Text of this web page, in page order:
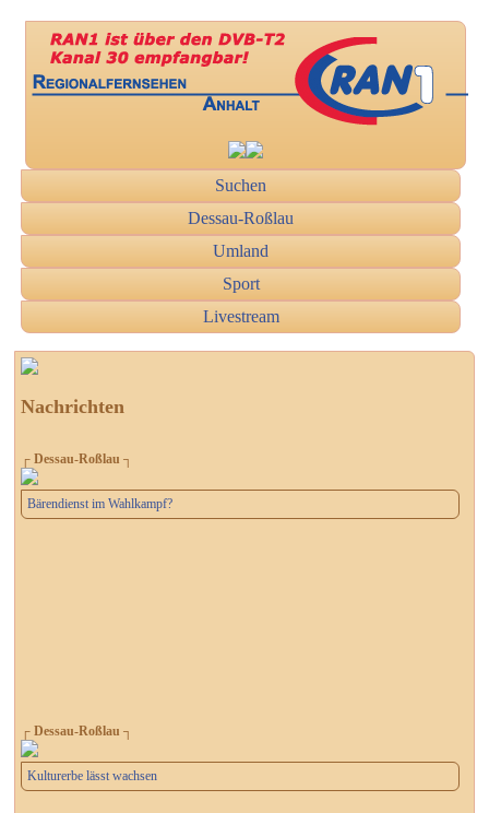
Suchen
Dessau-Roßlau
Umland
Sport
Livestream
Nachrichten
┌ Dessau-Roßlau ┐
Bärendienst im Wahlkampf?
┌ Dessau-Roßlau ┐
Kulturerbe lässt wachsen